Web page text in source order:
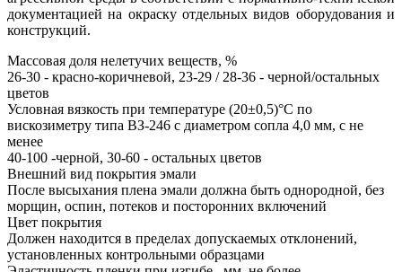
документацией на окраску отдельных видов оборудования и
конструкций.
Массовая доля нелетучих веществ, %
26-30 - красно-коричневой, 23-29 / 28-36 - черной/остальных
цветов
Условная вязкость при температуре (20±0,5)°С по
вискозиметру типа ВЗ-246 с диаметром сопла 4,0 мм, с не
менее
40-100 -черной, 30-60 - остальных цветов
Внешний вид покрытия эмали
После высыхания плена эмали должна быть однородной, без
морщин, оспин, потеков и посторонних включений
Цвет покрытия
Должен находится в пределах допускаемых отклонений,
установленных контрольными образцами